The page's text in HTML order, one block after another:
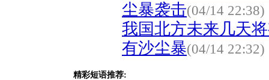
尘暴袭击(04/14 22:38)
我国北方未来几天
有沙尘暴(04/14 22:32)
精彩短语推荐: